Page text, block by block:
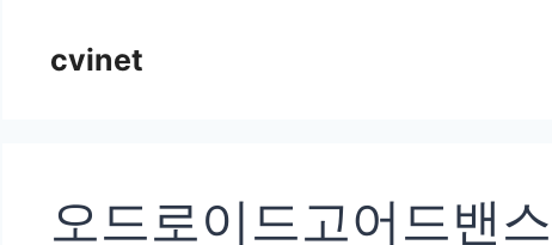
cvinet
오드로이드고어드밴